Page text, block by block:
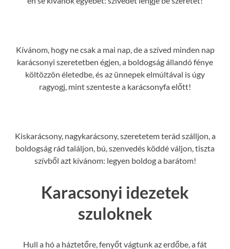
Kívánom, hogy ne csak a mai nap, de a szíved minden nap
karácsonyi szeretetben égjen, a boldogság állandó fénye
költözzön életedbe, és az ünnepek elmúltával is úgy
ragyogj, mint szenteste a karácsonyfa előtt!
Kiskarácsony, nagykarácsony, szeretetem terád szálljon, a
boldogság rád találjon, bú, szenvedés köddé váljon, tiszta
szívből azt kívánom: legyen boldog a barátom!
Karacsonyi idezetek
szuloknek
Hull a hó a háztetőre, fenyőt vágtunk az erdőbe, a fát